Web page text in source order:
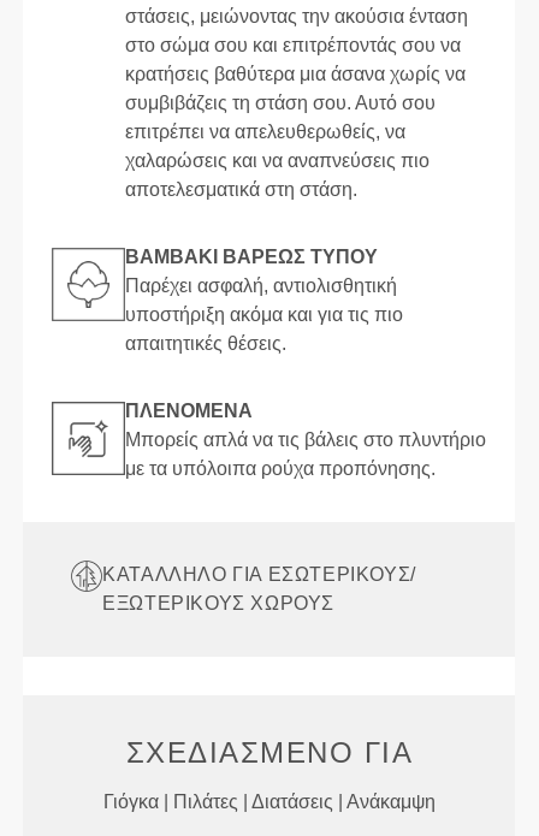
στάσεις, μειώνοντας την ακούσια ένταση
στο σώμα σου και επιτρέποντάς σου να
κρατήσεις βαθύτερα μια άσανα χωρίς να
συμβιβάζεις τη στάση σου. Αυτό σου
επιτρέπει να απελευθερωθείς, να
χαλαρώσεις και να αναπνεύσεις πιο
αποτελεσματικά στη στάση.
ΒΑΜΒΆΚΙ ΒΑΡΈΩΣ ΤΎΠΟΥ
Παρέχει ασφαλή, αντιολισθητική
υποστήριξη ακόμα και για τις πιο
απαιτητικές θέσεις.
ΠΛΕΝΌΜΕΝΑ
Μπορείς απλά να τις βάλεις στο πλυντήριο
με τα υπόλοιπα ρούχα προπόνησης.
ΚΑΤΆΛΛΗΛΟ ΓΙΑ ΕΣΩΤΕΡΙΚΟΎΣ/
ΕΞΩΤΕΡΙΚΟΎΣ ΧΏΡΟΥΣ
ΣΧΕΔΙΑΣΜΈΝΟ ΓΙΑ
Γιόγκα | Πιλάτες | Διατάσεις | Ανάκαμψη